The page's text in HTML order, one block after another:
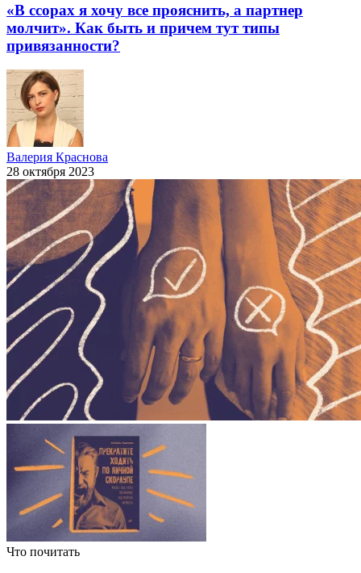
«В ссорах я хочу все прояснить, а партнер
молчит». Как быть и причем тут типы
привязанности?
Валерия Краснова
28 октября 2023
Что почитать